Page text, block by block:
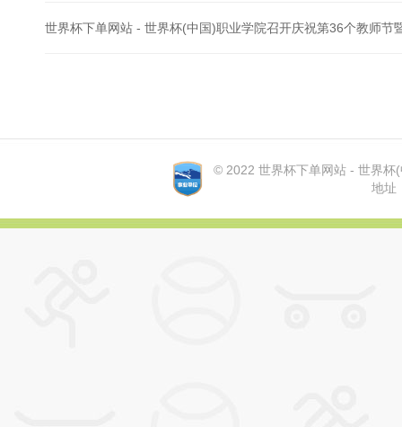
世界杯下单网站 - 世界杯(中国)职业学院召开庆祝第36个教师节
© 2022 世界杯下单网站 - 世界
地址